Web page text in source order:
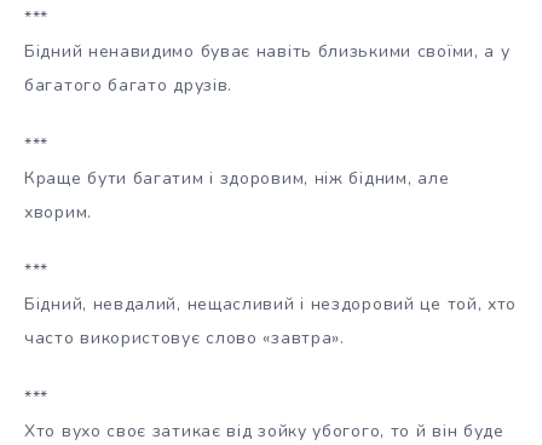
***
Бідний ненавидимо буває навіть близькими своїми, а у
багатого багато друзів.
***
Краще бути багатим і здоровим, ніж бідним, але
хворим.
***
Бідний, невдалий, нещасливий і нездоровий це той, хто
часто використовує слово «завтра».
***
Хто вухо своє затикає від зойку убогого, то й він буде